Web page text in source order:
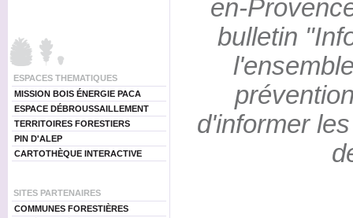
ESPACES THEMATIQUES
MISSION BOIS ÉNERGIE PACA
ESPACE DÉBROUSSAILLEMENT
TERRITOIRES FORESTIERS
PIN D'ALEP
CARTOTHÈQUE INTERACTIVE
SITES PARTENAIRES
COMMUNES FORESTIÈRES
en-
bulletin
d'informer